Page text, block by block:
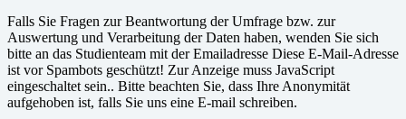
Falls Sie Fragen zur Beantwortung der Umfrage bzw. zur
Auswertung und Verarbeitung der Daten haben, wenden Sie sich
bitte an das Studienteam mit der Emailadresse Diese E-Mail-Adresse
ist vor Spambots geschützt! Zur Anzeige muss JavaScript
eingeschaltet sein.. Bitte beachten Sie, dass Ihre Anonymität
aufgehoben ist, falls Sie uns eine E-mail schreiben.